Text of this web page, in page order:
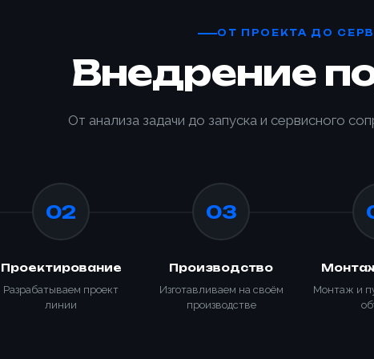
ОТ ПРОЕКТА ДО
Внедрение
От анализа задачи до запуска и сервисного
02
Проектирование
Разрабатываем проект
линии
03
Производство
Изготавливаем на своём
производстве
Монтаж и